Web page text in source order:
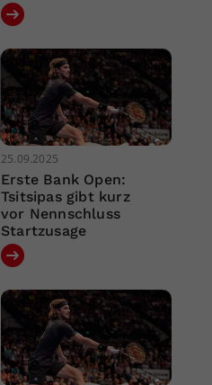
25.09.2025
Erste Bank Open:
Tsitsipas gibt kurz
vor Nennschluss
Startzusage